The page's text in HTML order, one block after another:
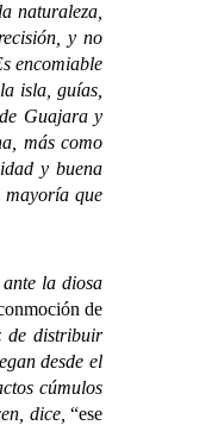
naturaleza,
y no
encomiable
isla, guías,
Guajara y
más como
y buena
mayoría que
la diosa
de
de distribuir
desde el
cúmulos
dice, “ese